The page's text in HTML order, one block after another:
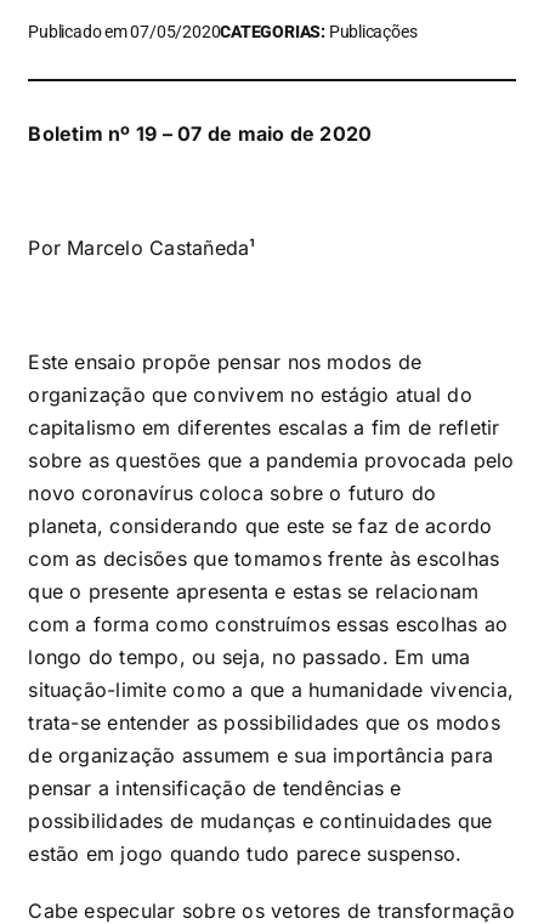
Publicado em 07/05/2020CATEGORIAS: Publicações
Boletim nº 19 – 07 de maio de 2020
Por Marcelo Castañeda¹
Este ensaio propõe pensar nos modos de
organização que convivem no estágio atual do
capitalismo em diferentes escalas a fim de refletir
sobre as questões que a pandemia provocada pelo
novo coronavírus coloca sobre o futuro do
planeta, considerando que este se faz de acordo
com as decisões que tomamos frente às escolhas
que o presente apresenta e estas se relacionam
com a forma como construímos essas escolhas ao
longo do tempo, ou seja, no passado. Em uma
situação-limite como a que a humanidade vivencia,
trata-se entender as possibilidades que os modos
de organização assumem e sua importância para
pensar a intensificação de tendências e
possibilidades de mudanças e continuidades que
estão em jogo quando tudo parece suspenso.
Cabe especular sobre os vetores de transformação